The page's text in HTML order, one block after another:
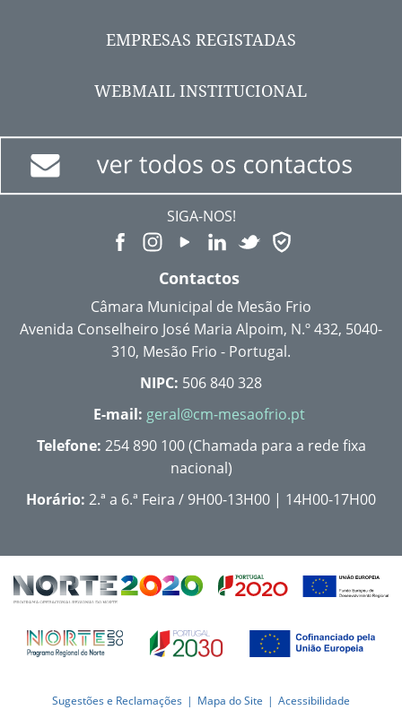
EMPRESAS REGISTADAS
WEBMAIL INSTITUCIONAL
SIGA-NOS!
Contactos
Câmara Municipal de Mesão Frio
Avenida Conselheiro José Maria Alpoim, N.º 432, 5040-
310, Mesão Frio - Portugal.
NIPC: 506 840 328
E-mail: geral@cm-mesaofrio.pt
Telefone: 254 890 100 (Chamada para a rede fixa
nacional)
Horário: 2.ª a 6.ª Feira / 9H00-13H00 | 14H00-17H00
Sugestões e Reclamações Mapa do Site Acessibilidade